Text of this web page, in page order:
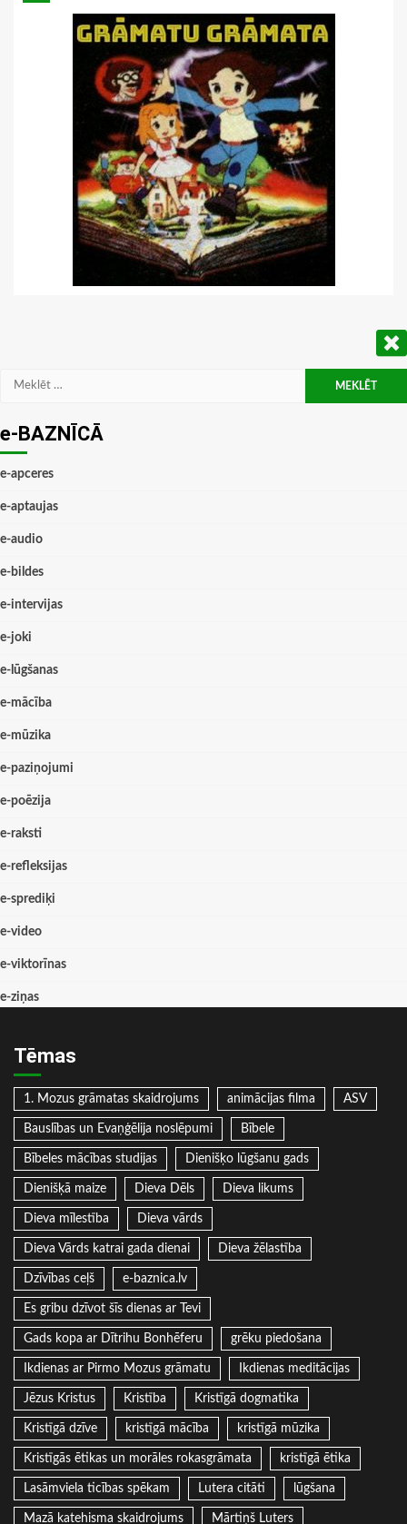
Meklēt:
e-BAZNĪCĀ
e-apceres
e-aptaujas
e-audio
e-bildes
e-intervijas
e-joki
e-lūgšanas
e-mācība
e-mūzika
e-paziņojumi
e-poēzija
e-raksti
e-refleksijas
e-sprediķi
e-video
e-viktorīnas
e-ziņas
Tēmas
1. Mozus grāmatas skaidrojums animācijas filma ASV
Bauslības un Evaņģēlija noslēpumi Bībele
Bībeles mācības studijas Dienišķo lūgšanu gads
Dienišķā maize Dieva Dēls Dieva likums
Dieva mīlestība Dieva vārds
Dieva Vārds katrai gada dienai Dieva žēlastība
Dzīvības ceļš e-baznica.lv
Es gribu dzīvot šīs dienas ar Tevi
Gads kopa ar Dītrihu Bonhēferu grēku piedošana
Ikdienas ar Pirmo Mozus grāmatu Ikdienas meditācijas
Jēzus Kristus Kristība Kristīgā dogmatika
Kristīgā dzīve kristīgā mācība kristīgā mūzika
Kristīgās ētikas un morāles rokasgrāmata kristīgā ētika
Lasāmviela ticības spēkam Lutera citāti lūgšana
Mazā katehisma skaidrojums Mārtiņš Luters